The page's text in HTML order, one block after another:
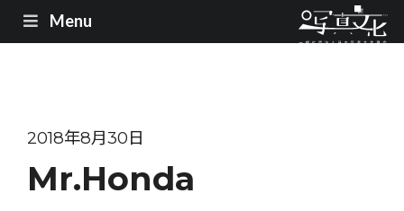
Menu
2018年8月30日
Mr.Honda